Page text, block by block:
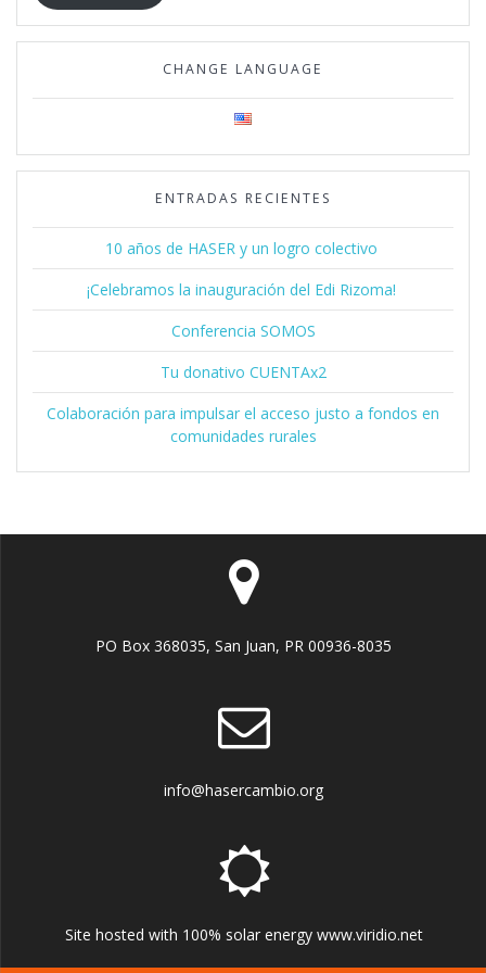
CHANGE LANGUAGE
ENTRADAS RECIENTES
10 años de HASER y un logro colectivo
¡Celebramos la inauguración del Edi Rizoma!
Conferencia SOMOS
Tu donativo CUENTAx2
Colaboración para impulsar el acceso justo a fondos en
comunidades rurales
PO Box 368035, San Juan, PR 00936-8035
info@hasercambio.org
Site hosted with 100% solar energy www.viridio.net